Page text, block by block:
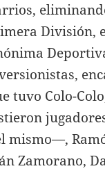
División,
tuvo Colo-
mismo—,
Zamorano,